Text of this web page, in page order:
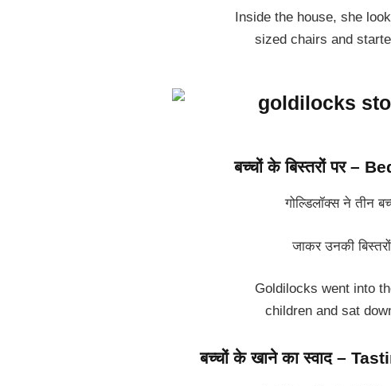
Inside the house, she
sized chairs and
बच्चों के बिस्तरों पर –
गोल्डिलॉक्स ने तीन
जाकर उनकी
Goldilocks went into
children and sat
बच्चों के खाने का स्वाद –